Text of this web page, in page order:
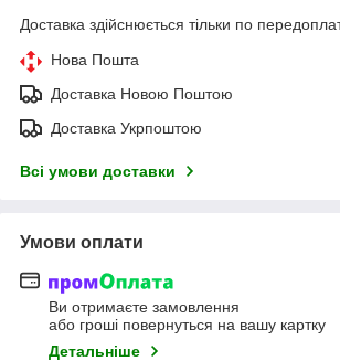
Доставка здійснюється тільки по
Нова Пошта
Доставка Новою Поштою
Доставка Укрпоштою
Всі умови доставки
Умови оплати
Ви отримаєте замовлення
або гроші повернуться на вашу картку
Детальніше